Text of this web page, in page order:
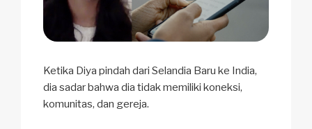
Ketika Diya pindah dari Selandia Baru ke India,
dia sadar bahwa dia tidak memiliki koneksi,
komunitas, dan gereja.